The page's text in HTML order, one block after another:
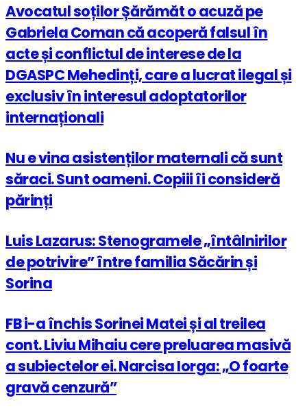
Avocatul soților Șărămăt o acuză pe
Gabriela Coman că acoperă falsul în
acte și conflictul de interese de la
DGASPC Mehedinți, care a lucrat ilegal și
exclusiv în interesul adoptatorilor
internaționali
Nu e vina asistenților maternali că sunt
săraci. Sunt oameni. Copiii îi consideră
părinți
Luis Lazarus: Stenogramele „întâlnirilor
de potrivire” între familia Săcărin și
Sorina
FB i-a închis Sorinei Matei și al treilea
cont. Liviu Mihaiu cere preluarea masivă
a subiectelor ei. Narcisa Iorga: „O foarte
gravă cenzură”